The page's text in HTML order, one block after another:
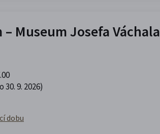
Museum Josefa Váchala
30. 9. 2026)
dobu